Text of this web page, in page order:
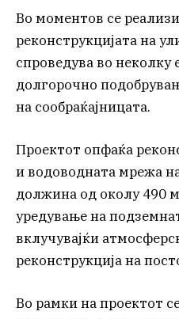
Во моментов се
реконструкцијата на
спроведува во неколку
долгорочно
на сообраќајницата.
Проектот опфаќа
и водоводната мрежа
должина од околу 490
уредување на
вклучувајќи
реконструкција на
Во рамки на проектот